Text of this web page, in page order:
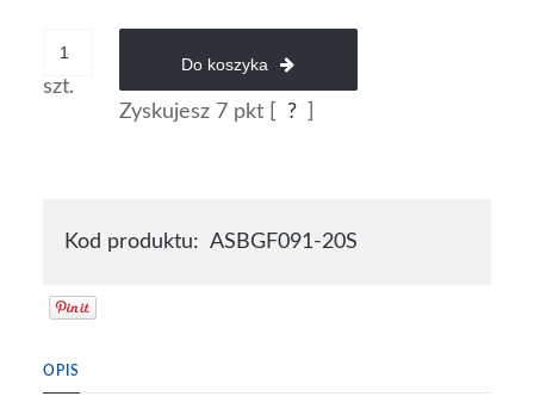
szt.
Do koszyka
Zyskujesz 7pkt [ ?
Kod produktu: ASBGF091-20S
OPIS